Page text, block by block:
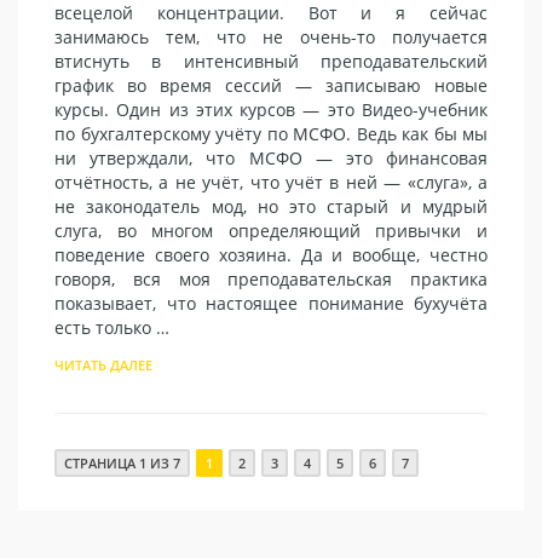
всецелой концентрации. Вот и я сейчас
занимаюсь тем, что не очень-то получается
втиснуть в интенсивный преподавательский
график во время сессий — записываю новые
курсы. Один из этих курсов — это Видео-учебник
по бухгалтерскому учёту по МСФО. Ведь как бы мы
ни утверждали, что МСФО — это финансовая
отчётность, а не учёт, что учёт в ней — «слуга», а
не законодатель мод, но это старый и мудрый
слуга, во многом определяющий привычки и
поведение своего хозяина. Да и вообще, честно
говоря, вся моя преподавательская практика
показывает, что настоящее понимание бухучёта
есть только …
ЧИТАТЬ ДАЛЕЕ
СТРАНИЦА 1 ИЗ 7 1 2 3 4 5 6 7